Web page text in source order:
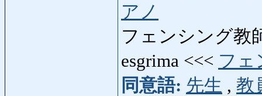
アノ
フェンシング教
esgrima <<< フェ
同意語: 先生 , 教